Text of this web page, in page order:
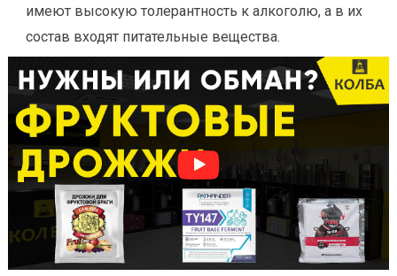
имеют высокую толерантность к алкоголю, а в их
состав входят питательные вещества.